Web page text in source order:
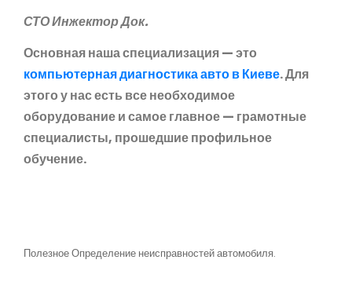
СТО Инжектор Док.
Основная наша специализация — это
компьютерная диагностика авто в Киеве. Для
этого у нас есть все необходимое
оборудование и самое главное — грамотные
специалисты, прошедшие профильное
обучение.
ПолезноеОпределение неисправностей автомобиля.